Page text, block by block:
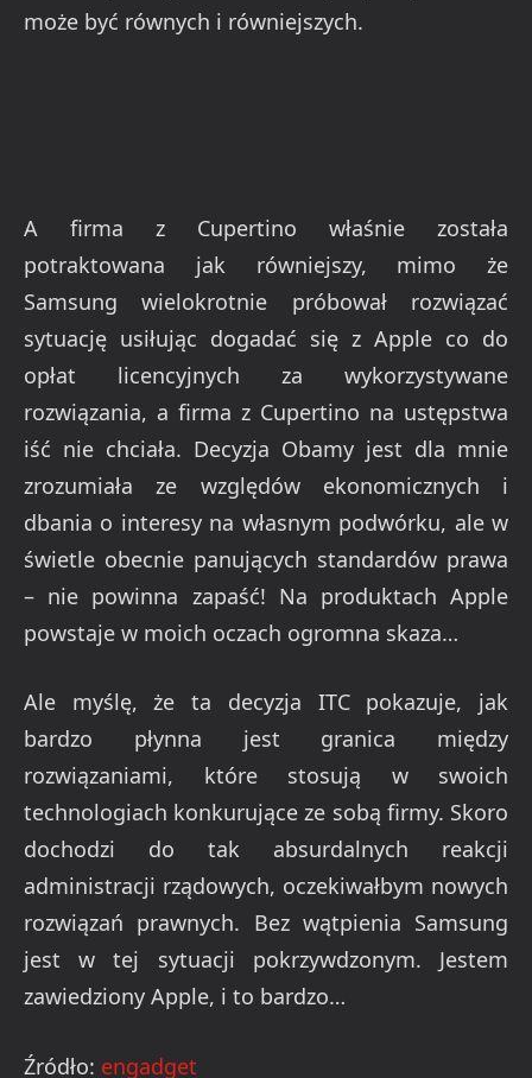
może być równych i równiejszych.
A firma z Cupertino właśnie została
potraktowana jak równiejszy, mimo że
Samsung wielokrotnie próbował rozwiązać
sytuację usiłując dogadać się z Apple co do
opłat licencyjnych za wykorzystywane
rozwiązania, a firma z Cupertino na ustępstwa
iść nie chciała. Decyzja Obamy jest dla mnie
zrozumiała ze względów ekonomicznych i
dbania o interesy na własnym podwórku, ale w
świetle obecnie panujących standardów prawa
– nie powinna zapaść! Na produktach Apple
powstaje w moich oczach ogromna skaza…
Ale myślę, że ta decyzja ITC pokazuje, jak
bardzo płynna jest granica między
rozwiązaniami, które stosują w swoich
technologiach konkurujące ze sobą firmy. Skoro
dochodzi do tak absurdalnych reakcji
administracji rządowych, oczekiwałbym nowych
rozwiązań prawnych. Bez wątpienia Samsung
jest w tej sytuacji pokrzywdzonym. Jestem
zawiedziony Apple, i to bardzo…
Źródło: engadget